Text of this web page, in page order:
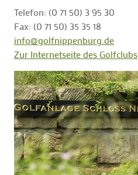
GOLFEINSTEIGER
GOLFHOTELS
Telefon: (0 71 50) 3 95 30
Fax: (0 71 50) 35 35 18
info@golfnippenburg.de
Zur Internetseite des Golfclubs